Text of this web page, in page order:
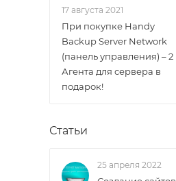
17 августа 2021
При покупке Handy
Backup Server Network
(панель управления) – 2
Агента для сервера в
подарок!
Статьи
25 апреля 2022